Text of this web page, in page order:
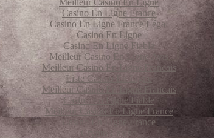
Meilleur Casino En Ligne
Casino En Ligne France
Casino En Ligne France Légal
Casino En Ligne
Casino En Ligne Fiable
Meilleur Casino En Ligne Avis
Meilleur Casino En Ligne Francais
Liste Casino En Ligne
Meilleur Casino En Ligne Francais
Casino En Ligne Fiable
Meilleur Casino En Ligne France
Casino En Ligne France
Crypto Casino